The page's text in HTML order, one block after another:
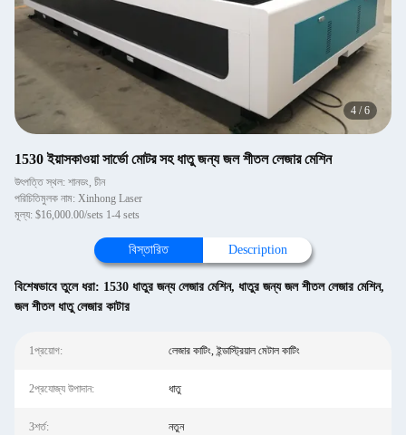
4 /6
1530 ইয়াসকাওয়া সার্ভো মোটর সহ ধাতু জন্য জল শীতল লেজার মেশিন
উৎপত্তি স্থল: শানডং, চীন
পরিচিতিমুলক নাম: Xinhong Laser
মূল্য: $16,000.00/sets 1-4 sets
বিস্তারিত Description
বিশেষভাবে তুলে ধরা: 1530 ধাতুর জন্য লেজার মেশিন, ধাতুর জন্য জল শীতল লেজার মেশিন,
জল শীতল ধাতু লেজার কাটার
1প্রয়োগ: লেজার কাটিং, ইন্ডাস্ট্রিয়াল মেটাল কাটিং
2প্রযোজ্য উপাদান: ধাতু
3শর্ত: নতুন